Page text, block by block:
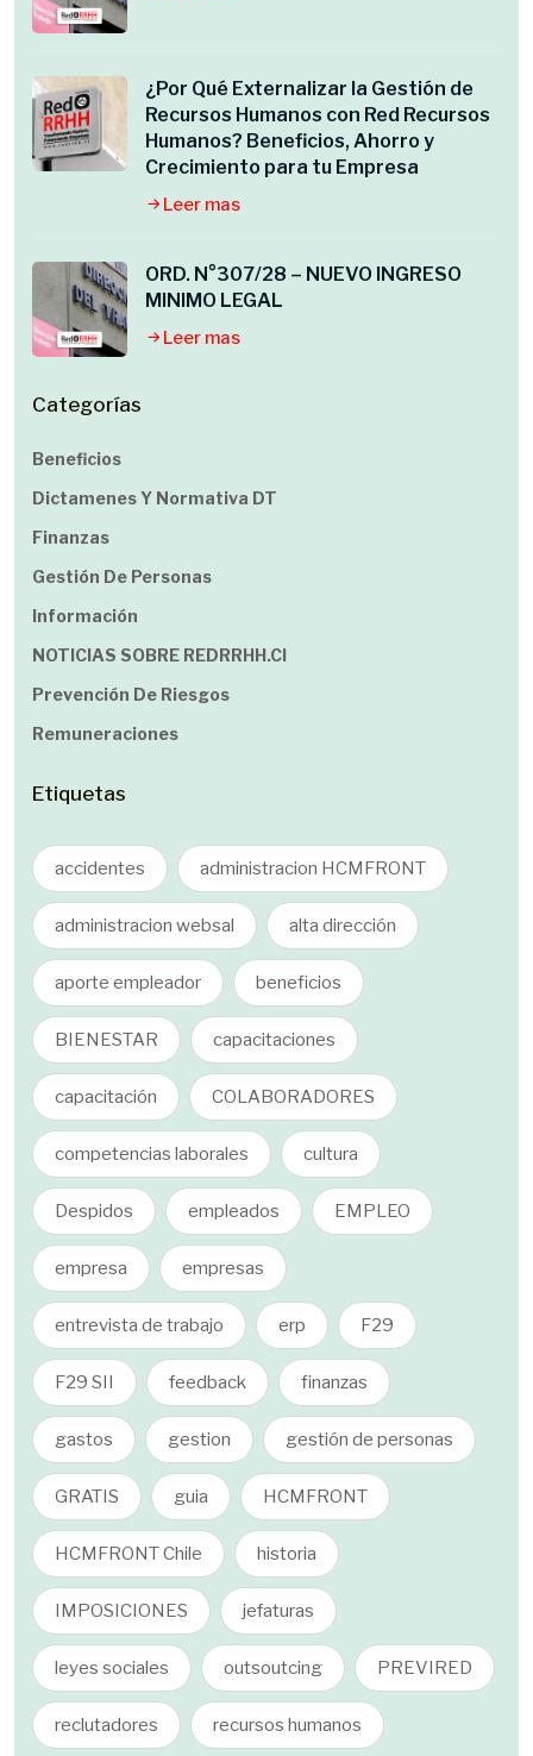
¿Por Qué Externalizar la Gestión de
Recursos Humanos con Red Recursos
Humanos? Beneficios, Ahorro y
Crecimiento para tu Empresa
Leer mas
ORD. N°307/28 – NUEVO INGRESO
MINIMO LEGAL
Leer mas
Categorías
Beneficios
Dictamenes Y Normativa DT
Finanzas
Gestión De Personas
Información
NOTICIAS SOBRE REDRRHH.cl
Prevención De Riesgos
Remuneraciones
Etiquetas
accidentes administracion HCMFRONT
administracion websal alta dirección
aporte empleador beneficios
BIENESTAR capacitaciones
capacitación COLABORADORES
competencias laborales cultura
Despidos empleados EMPLEO
empresa empresas
entrevista de trabajo erp F29
F29 SII feedback finanzas
gastos gestion gestión de personas
GRATIS guia HCMFRONT
HCMFRONT Chile historia
IMPOSICIONES jefaturas
leyes sociales outsoutcing PREVIRED
reclutadores recursos humanos